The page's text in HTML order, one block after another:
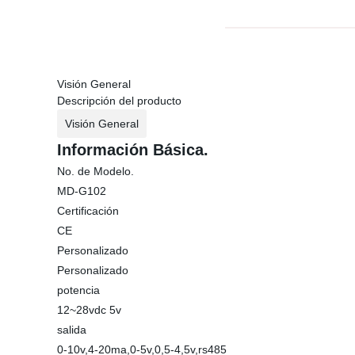
Visión General
Descripción del producto
Visión General
Información Básica.
No. de Modelo.
MD-G102
Certificación
CE
Personalizado
Personalizado
potencia
12~28vdc 5v
salida
0-10v,4-20ma,0-5v,0,5-4,5v,rs485